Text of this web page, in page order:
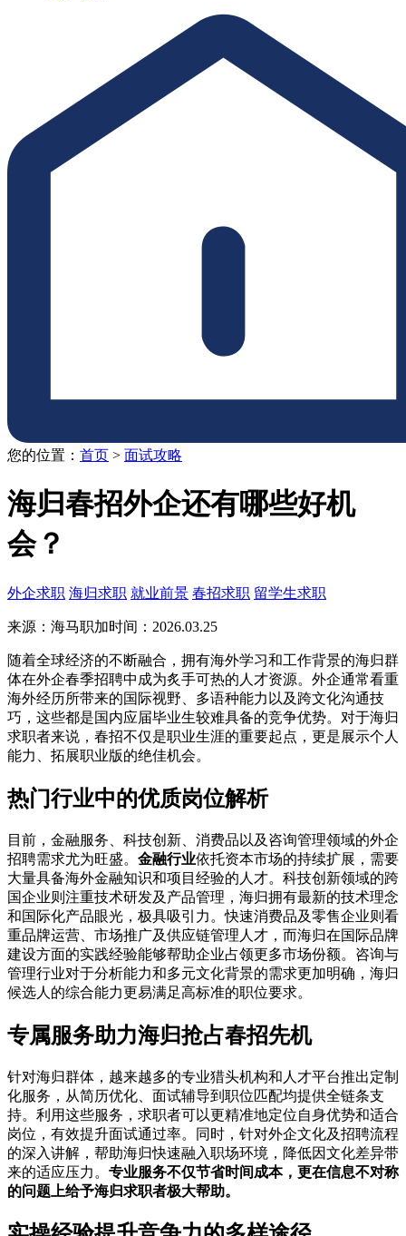
您的位置： 首页 > 面试攻略
海归春招外企还有哪些好机
会？
外企求职 海归求职 就业前景 春招求职 留学生求职
来源：海马职加时间：2026.03.25
随着全球经济的不断融合，拥有海外学习和工作背景的海归群
体在外企春季招聘中成为炙手可热的人才资源。外企通常看重
海外经历所带来的国际视野、多语种能力以及跨文化沟通技
巧，这些都是国内应届毕业生较难具备的竞争优势。对于海归
求职者来说，春招不仅是职业生涯的重要起点，更是展示个人
能力、拓展职业版的绝佳机会。
热门行业中的优质岗位解析
目前，金融服务、科技创新、消费品以及咨询管理领域的外企
招聘需求尤为旺盛。 金融行业依托资本市场的持续扩展，需要
大量具备海外金融知识和项目经验的人才。科技创新领域的跨
国企业则注重技术研发及产品管理，海归拥有最新的技术理念
和国际化产品眼光，极具吸引力。快速消费品及零售企业则看
重品牌运营、市场推广及供应链管理人才，而海归在国际品牌
建设方面的实践经验能够帮助企业占领更多市场份额。咨询与
管理行业对于分析能力和多元文化背景的需求更加明确，海归
候选人的综合能力更易满足高标准的职位要求。
专属服务助力海归抢占春招先机
针对海归群体，越来越多的专业猎头机构和人才平台推出定制
化服务，从简历优化、面试辅导到职位匹配均提供全链条支
持。利用这些服务，求职者可以更精准地定位自身优势和适合
岗位，有效提升面试通过率。同时，针对外企文化及招聘流程
的深入讲解，帮助海归快速融入职场环境，降低因文化差异带
来的适应压力。 专业服务不仅节省时间成本，更在信息不对称
的问题上给予海归求职者极大帮助。